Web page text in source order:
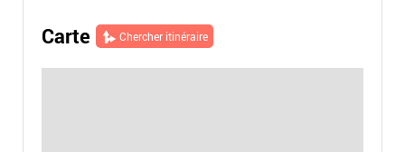
Carte Chercher itinéraire